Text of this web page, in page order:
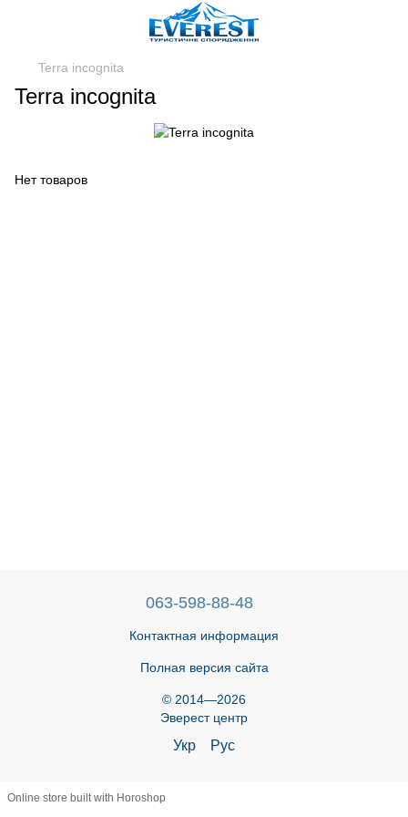
Terra incognita
Terra incognita
Нет товаров
063-598-88-48
Контактная информация
Полная версия сайта
© 2014—2026
Эверест центр
Укр Рус
Online store built with Horoshop